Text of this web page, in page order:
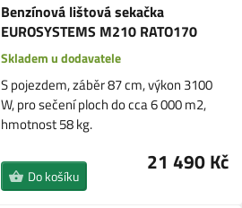
Benzínová lištová sekačka
EUROSYSTEMS M210 RATO170
Skladem u dodavatele
S pojezdem, záběr 87 cm, výkon 3100
W, pro sečení ploch do cca 6 000 m2,
hmotnost 58 kg.
21 490 Kč
Do košíku